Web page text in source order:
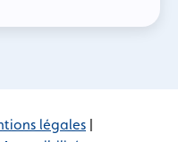
légales |